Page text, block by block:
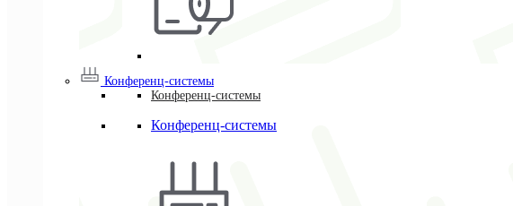
Конференц-системы
Конференц-системы
Конференц-системы